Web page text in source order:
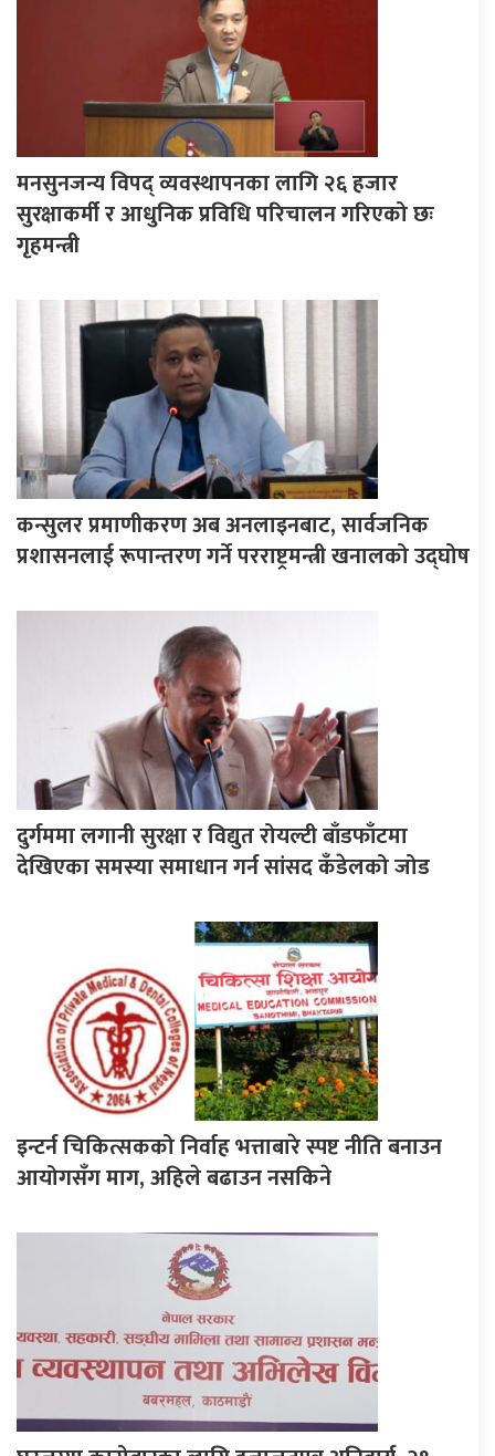
मनसुनजन्य विपद् व्यवस्थापनका लागि २६ हजार
सुरक्षाकर्मी र आधुनिक प्रविधि परिचालन गरिएको छः
गृहमन्त्री
कन्सुलर प्रमाणीकरण अब अनलाइनबाट, सार्वजनिक
प्रशासनलाई रूपान्तरण गर्ने परराष्ट्रमन्त्री खनालको उद्घोष
दुर्गममा लगानी सुरक्षा र विद्युत रोयल्टी बाँडफाँटमा
देखिएका समस्या समाधान गर्न सांसद कँडेलको जोड
इन्टर्न चिकित्सकको निर्वाह भत्ताबारे स्पष्ट नीति बनाउन
आयोगसँग माग, अहिले बढाउन नसकिने